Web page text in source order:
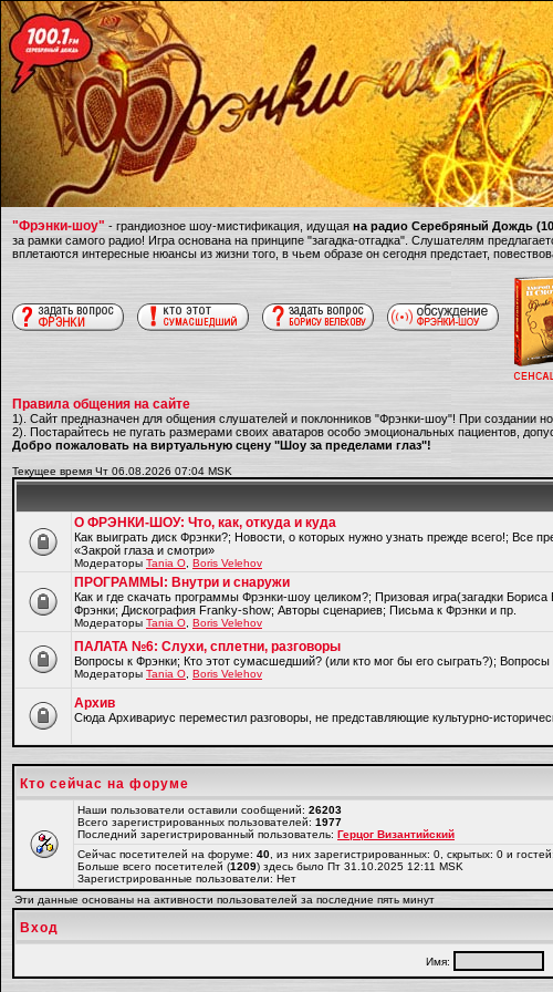
"Фрэнки-шоу" - грандиозное шоу-мистификация, идущая на радио Серебряный Дождь
за рамки самого радио! Игра основана на принципе "загадка-отгадка". Слушателям
вплетаются интересные нюансы из жизни того, в чьем образе он сегодня предстает,
Правила общения на сайте
1). Сайт предназначен для общения слушателей и поклонников "Фрэнки-шоу"! При создании
2). Постарайтесь не пугать размерами своих аватаров особо эмоциональных пациентов,
Добро пожаловать на виртуальную сцену "Шоу за пределами глаз"!
Текущее время Чт 06.08.2026 07:04 MSK
О ФРЭНКИ-ШОУ: Что, как, откуда и куда
Как выиграть диск Фрэнки?; Новости, о которых нужно узнать прежде всего!; Все
«Закрой глаза и смотри»
Модераторы Tania O Boris Velehov
ПРОГРАММЫ: Внутри и снаружи
Как и где скачать программы Фрэнки-шоу целиком?; Призовая игра(загадки
Фрэнки; Дискография Franky-show; Авторы сценариев; Письма к Фрэнки и пр.
Модераторы Tania O Boris Velehov
ПАЛАТА №6: Слухи, сплетни, разговоры
Вопросы к Фрэнки; Кто этот сумасшедший? (или кто мог бы его сыграть?);
Модераторы Tania O Boris Velehov
Архив
Cюда Архивариус переместил разговоры, не представляющие культурно-
Кто сейчас на форуме
Наши пользователи оставили сообщений: 26203
Всего зарегистрированных пользователей: 1977
Последний зарегистрированный пользователь: Герцог Византийский
Сейчас посетителей на форуме: 40 , из них зарегистрированных: 0, скрытых: 0 и
Больше всего посетителей (1209) здесь было Пт 31.10.2025 12:11 MSK
Зарегистрированные пользователи: Нет
Эти данные основаны на активности пользователей за последние пять минут
Вход
Имя: